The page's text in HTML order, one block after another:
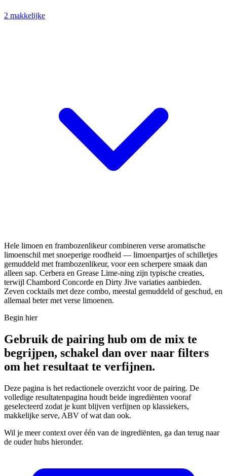
2 makkelijke
Hele limoen en frambozenlikeur combineren verse aromatische
limoenschil met snoeperige roodheid — limoenpartjes of schilletjes
gemuddeld met frambozenlikeur, voor een scherpere smaak dan
alleen sap. Cerbera en Grease Lime-ning zijn typische creaties,
terwijl Chambord Concorde en Dirty Jive variaties aanbieden.
Zeven cocktails met deze combo, meestal gemuddeld of geschud, en
allemaal beter met verse limoenen.
Begin hier
Gebruik de pairing hub om de mix te
begrijpen, schakel dan over naar filters
om het resultaat te verfijnen.
Deze pagina is het redactionele overzicht voor de pairing. De
volledige resultatenpagina houdt beide ingrediënten vooraf
geselecteerd zodat je kunt blijven verfijnen op klassiekers,
makkelijke serve, ABV of wat dan ook.
Wil je meer context over één van de ingrediënten, ga dan terug naar
de ouder hubs hieronder.